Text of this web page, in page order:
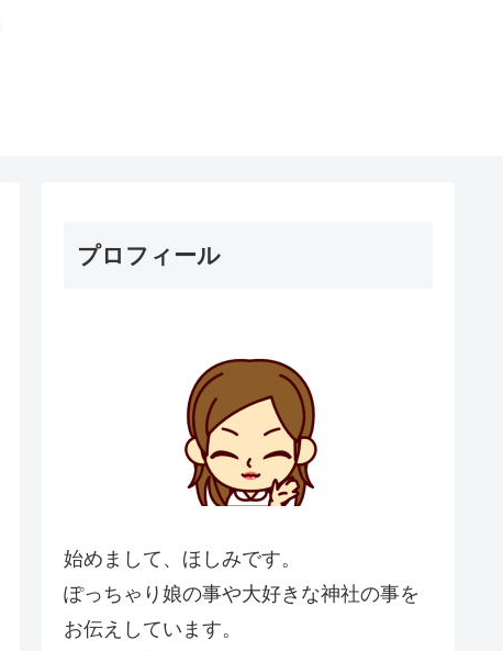
プロフィール
始めまして、ほしみです。
ぽっちゃり娘の事や大好きな神社の事を
お伝えしています。